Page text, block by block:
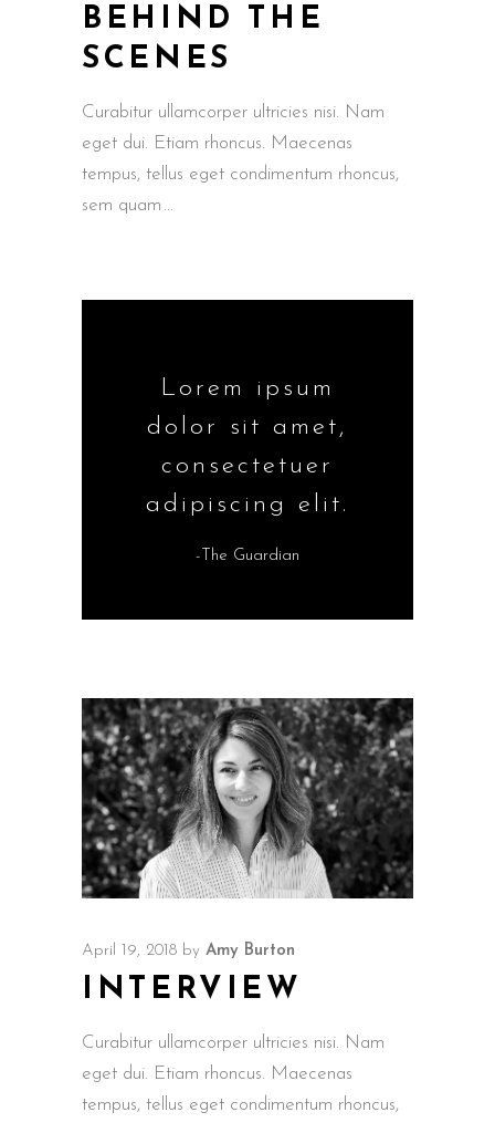
BEHIND THE
SCENES
Curabitur ullamcorper ultricies nisi. Nam
eget dui. Etiam rhoncus. Maecenas
tempus, tellus eget condimentum rhoncus,
sem quam
Lorem ipsum
dolor sit amet,
consectetuer
adipiscing elit.
-The Guardian
April 19, 2018 by Amy Burton
INTERVIEW
Curabitur ullamcorper ultricies nisi. Nam
eget dui. Etiam rhoncus. Maecenas
tempus, tellus eget condimentum rhoncus,